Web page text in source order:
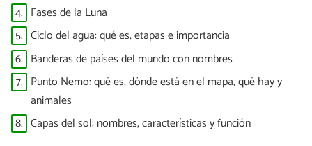
4. Fases de la Luna
5. Ciclo del agua: qué es, etapas e importancia
6. Banderas de países del mundo con nombres
7. Punto Nemo: qué es, dónde está en el mapa, qué hay y
animales
8. Capas del sol: nombres, características y función